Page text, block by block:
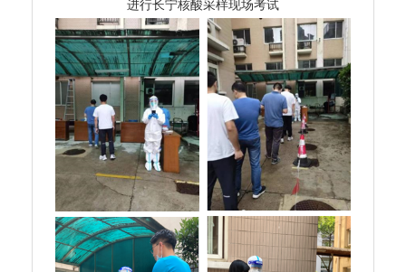
进行长宁核酸采样现场考试